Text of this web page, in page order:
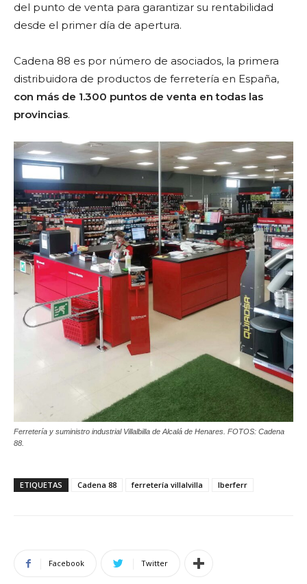
del punto de venta para garantizar su rentabilidad
desde el primer día de apertura.
Cadena 88 es por número de asociados, la primera
distribuidora de productos de ferretería en España,
con más de 1.300 puntos de venta en todas las
provincias.
Ferretería y suministro industrial Villalbilla de Alcalá de Henares. FOTOS: Cadena
88.
ETIQUETAS Cadena 88 ferretería villalvilla Iberferr
Facebook Twitter